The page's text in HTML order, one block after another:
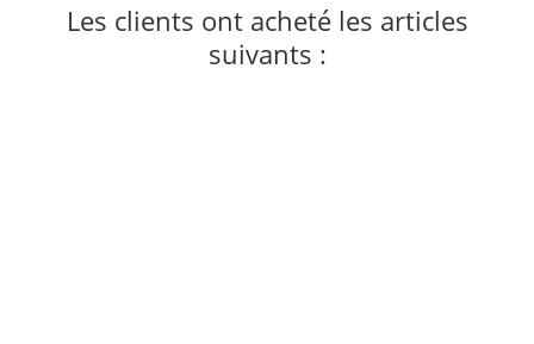
Les clients ont acheté les articles
suivants :